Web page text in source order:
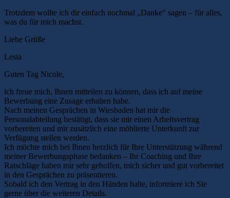
Trotzdem wollte ich dir einfach nochmal „Danke“ sagen – für alles,
was du für mich machst.
Liebe Grüße
Lesia
Guten Tag Nicole,
ich freue mich, Ihnen mitteilen zu können, dass ich auf meine
Bewerbung eine Zusage erhalten habe.
Nach meinen Gesprächen in Wiesbaden hat mir die
Personalabteilung bestätigt, dass sie mir einen Arbeitsvertrag
vorbereiten und mir zusätzlich eine möblierte Unterkunft zur
Verfügung stellen werden.
Ich möchte mich bei Ihnen herzlich für Ihre Unterstützung während
meiner Bewerbungsphase bedanken – Ihr Coaching und Ihre
Ratschläge haben mir sehr geholfen, mich sicher und gut vorbereitet
in den Gesprächen zu präsentieren.
Sobald ich den Vertrag in den Händen halte, informiere ich Sie
gerne über die weiteren Details.